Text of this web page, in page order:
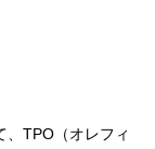
TPO（オレフィ